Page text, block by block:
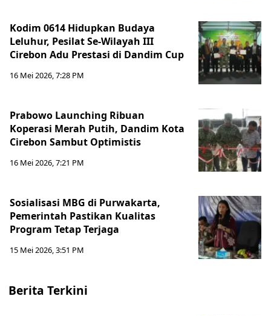
Kodim 0614 Hidupkan Budaya
Leluhur, Pesilat Se-Wilayah III
Cirebon Adu Prestasi di Dandim Cup
16 Mei 2026, 7:28 PM
Prabowo Launching Ribuan
Koperasi Merah Putih, Dandim Kota
Cirebon Sambut Optimistis
16 Mei 2026, 7:21 PM
Sosialisasi MBG di Purwakarta,
Pemerintah Pastikan Kualitas
Program Tetap Terjaga
15 Mei 2026, 3:51 PM
Berita Terkini